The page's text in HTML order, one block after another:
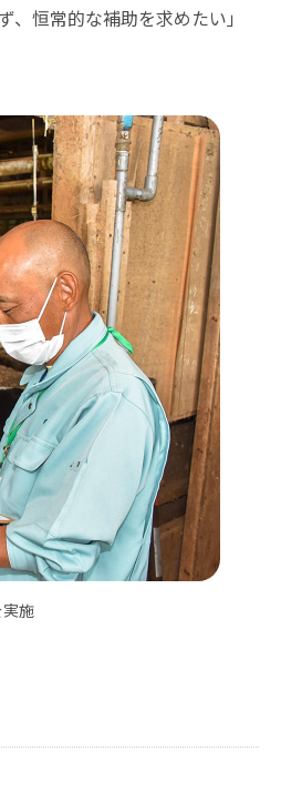
恒常的な補助を求めたい」
施